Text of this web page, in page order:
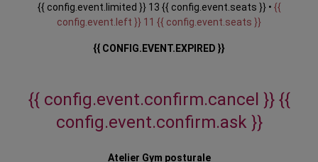
{{ config.event.limited }} 13 {{ config.event.seats }} • {{
config.event.left }} 11 {{ config.event.seats }}
{{ CONFIG.EVENT.EXPIRED }}
{{ config.event.confirm.cancel }} {{
config.event.confirm.ask }}
Atelier Gym posturale